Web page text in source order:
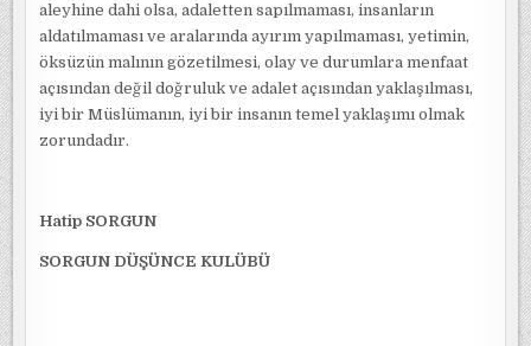
aleyhine dahi olsa, adaletten sapılmaması, insanların
aldatılmaması ve aralarında ayırım yapılmaması, yetimin,
öksüzün malının gözetilmesi, olay ve durumlara menfaat
açısından değil doğruluk ve adalet açısından yaklaşılması,
iyi bir Müslümanın, iyi bir insanın temel yaklaşımı olmak
zorundadır.
Hatip SORGUN
SORGUN DÜŞÜNCE KULÜBÜ